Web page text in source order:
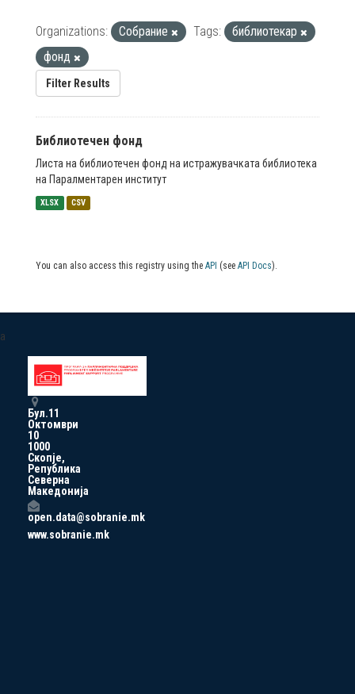
Organizations: Собрание Tags:
библиотекар
фонд
Filter Results
Библиотечен фонд
Листа на библиотечен фонд на истражувачката библиотека
на Паралментарен институт
XLSX CSV
You can also access this registry using the API (see API Docs).
a
Бул.11
Октомври
10
1000
Скопје,
Република
Северна
Македонија
open.data@sobranie.mk
www.sobranie.mk